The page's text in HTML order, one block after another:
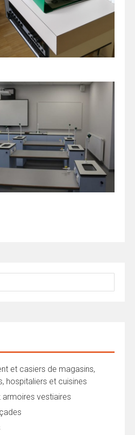
et casiers de magasins,
hospitaliers et cuisines
armoires vestiaires